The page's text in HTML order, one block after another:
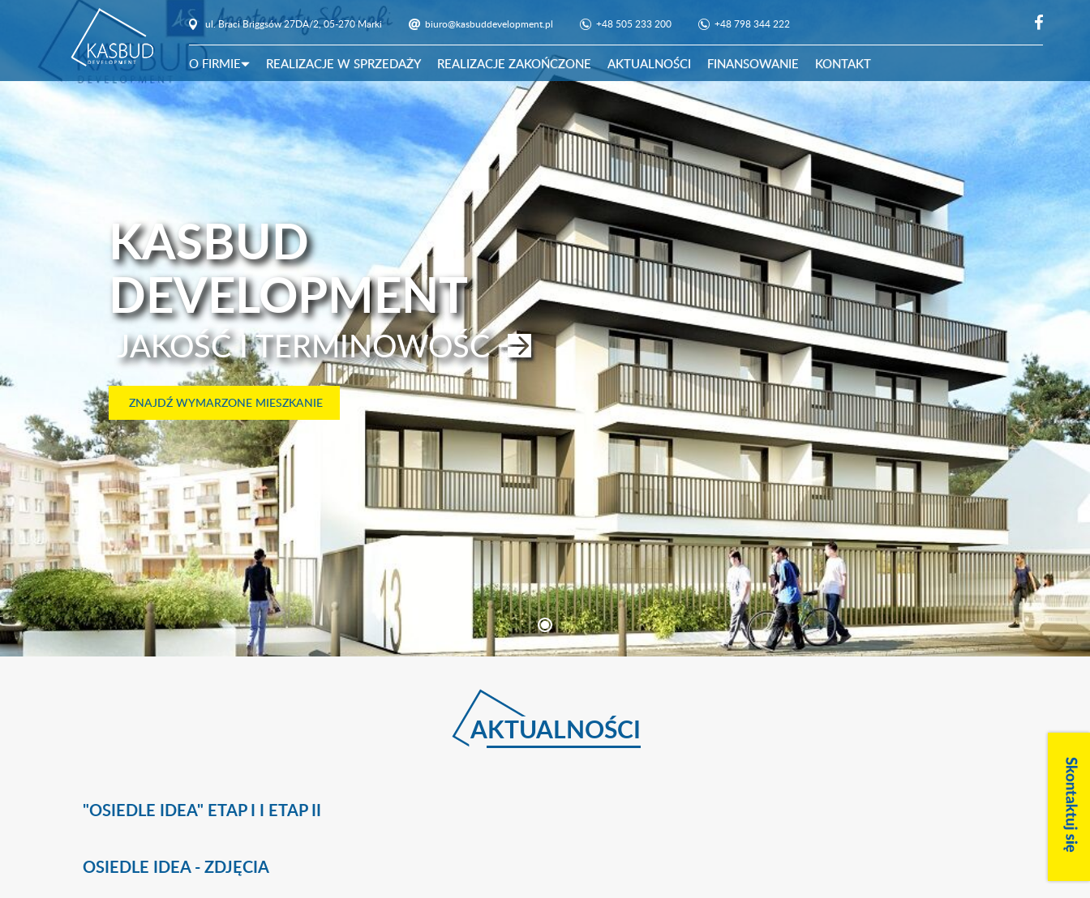
KASBUD
DEVELOPMENT
JAKOŚĆ I TERMINOWOŚĆ
ZNAJDŹ WYMARZONE MIESZKANIE
ul. Braci Briggsów 27DA/2, 05-270 Marki biuro@kasbuddevelopment.pl +48 505 233 200 +48 798 344 222
O FIRMIE REALIZACJE W SPRZEDAŻY REALIZACJE ZAKOŃCZONE AKTUALNOŚCI FINANSOWANIE KONTAKT
AKTUALNOŚCI
"OSIEDLE IDEA" ETAP I I ETAP II
OSIEDLE IDEA - ZDJĘCIA